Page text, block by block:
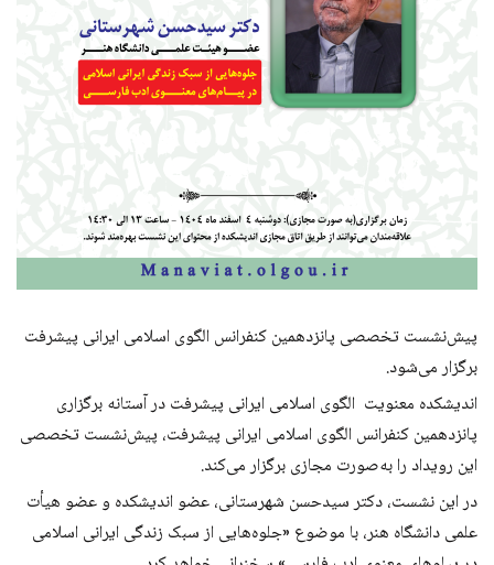
پیش‌نشست تخصصی پانزدهمین کنفرانس الگوی اسلامی ایرانی پیشرفت
برگزار می‌شود.
اندیشکده معنویت الگوی اسلامی ایرانی پیشرفتدر آستانه برگزاری
پانزدهمین کنفرانس الگوی اسلامی ایرانی پیشرفت، پیش‌نشست تخصصی
این رویداد را به‌صورت مجازی برگزار می‌کند.
در این نشست، دکترسیدحسن شهرستانی، عضو اندیشکده و عضو هیأت
علمیدانشگاه هنر، با موضوع «جلوه‌هایی از سبک زندگی ایرانی اسلامی